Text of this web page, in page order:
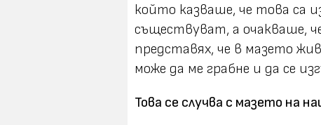
който казваше, че това са
съществуват, а очакваше,
представях, че в мазето
може да ме грабне и да се
Това се случва с мазето на